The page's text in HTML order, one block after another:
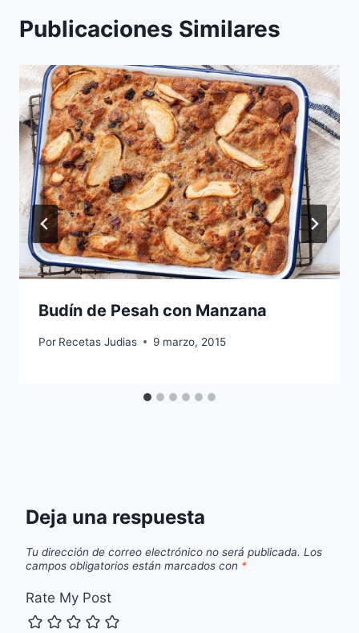
Publicaciones Similares
Budín de Pesah con Manzana
Por Recetas Judias 9 marzo, 2015
Deja una respuesta
Tu dirección de correo electrónico no será publicada. Los
campos obligatorios están marcados con *
Rate My Post